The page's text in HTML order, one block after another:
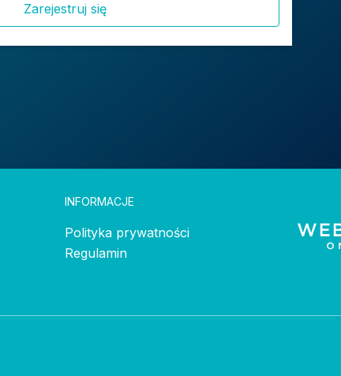
Zarejestruj się
INFORMACJE
Polityka prywatności
Regulamin